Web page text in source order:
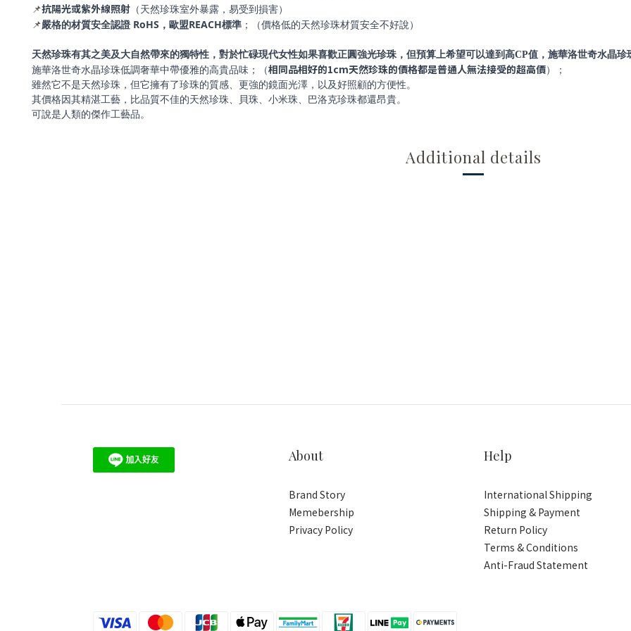
📌抗陽光或紫外線照射 （天然珍珠室外暴露，易受到損害）
📌嚴格的材質安全認證 RoHS ，歐盟REACH標準 ；（價格低的天然珍珠材質安全不好說）
天然珍珠有其之美及大自然帶來的獨特性，對於忙碌現代女性如果喜歡正圓強光珍珠，但預算上希望可以達到高CP值，施華洛世奇水晶珍
施華洛世奇水晶珍珠低調奢華中帶優雅的高貴品味；（相同品相好的1cm天然珍珠的價格都是普通人無法接受的超高價）；
雖然它不是天然珍珠，但它擁有了珍珠的質感、更強的鏡面光澤，以及好照顧的方便性。
其價格因其精湛工藝，比品質不佳的天然珍珠、貝珠、小米珠、巴洛克珍珠都還昂貴。
可說是人類的傑作工藝品。
Additional details
About
Brand Story
Memebership
Privacy Policy
Help
International Shipping
Shipping & Payment
Return Policy
Terms & Conditions
Anti-Fraud Statement